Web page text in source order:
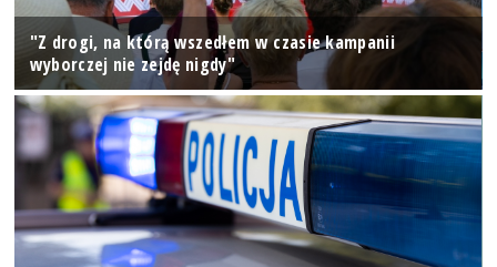
"Z drogi, na którą wszedłem w czasie kampanii
wyborczej nie zejdę nigdy"